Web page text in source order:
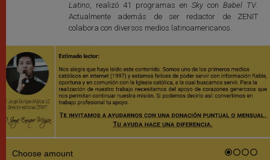
Latino, realizó 41 programas en Skycon Babel TV.
Actualmente además de ser redactor de ZENIT
colabora con diversos medios latinoamericanos.